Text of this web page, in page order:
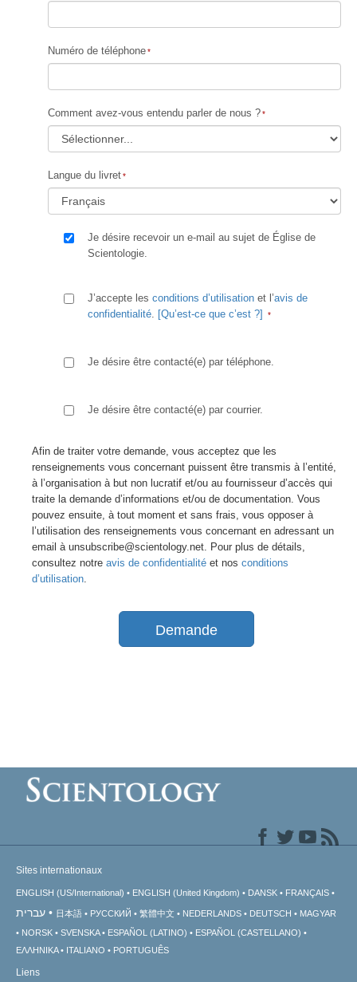
Numéro de téléphone
Comment avez-vous entendu parler de nous ?
Langue du livret
Je désire recevoir un e-mail au sujet de Église de
Scientologie.
J’accepte les conditions d’utilisation et l’avis de
confidentialité. [Qu’est-ce que c’est ?]
Je désire être contacté(e) par téléphone.
Je désire être contacté(e) par courrier.
Afin de traiter votre demande, vous acceptez que les
renseignements vous concernant puissent être transmis à l’entité,
à l’organisation à but non lucratif et/ou au fournisseur d’accès qui
traite la demande d’informations et/ou de documentation. Vous
pouvez ensuite, à tout moment et sans frais, vous opposer à
l’utilisation des renseignements vous concernant en adressant un
email à unsubscribe@scientology.net. Pour plus de détails,
consultez notre avis de confidentialité et nos conditions
d’utilisation.
Demande
Sites internationaux
ENGLISH (US/International) ENGLISH (United Kingdom) DANSK FRANÇAIS
עברית 日本語 РУССКИЙ 繁體中文 NEDERLANDS DEUTSCH
MAGYAR
NORSK
SVENSKA ESPAÑOL (LATINO)
ESPAÑOL (CASTELLANO)
ΕΛΛΗΝΙΚA
ITALIANO PORTUGUÊS
Liens